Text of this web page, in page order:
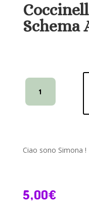
Coccinella
Simona
-
quantità
Ciao sono Simona !
5,00€